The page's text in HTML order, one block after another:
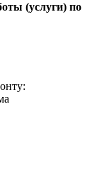
(услуги) по